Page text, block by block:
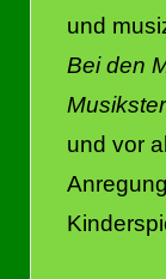
und
Bei den
und vor